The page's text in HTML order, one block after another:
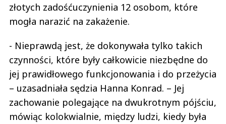
złotych zadośćuczynienia 12 osobom, które
mogła narazić na zakażenie.
- Nieprawdą jest, że dokonywała tylko takich
czynności, które były całkowicie niezbędne do
jej prawidłowego funkcjonowania i do przeżycia
– uzasadniała sędzia Hanna Konrad. – Jej
zachowanie polegające na dwukrotnym pójściu,
mówiąc kolokwialnie, między ludzi, kiedy była